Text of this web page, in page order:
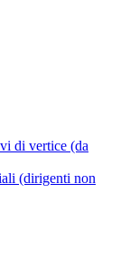
di vertice (da
(dirigenti non